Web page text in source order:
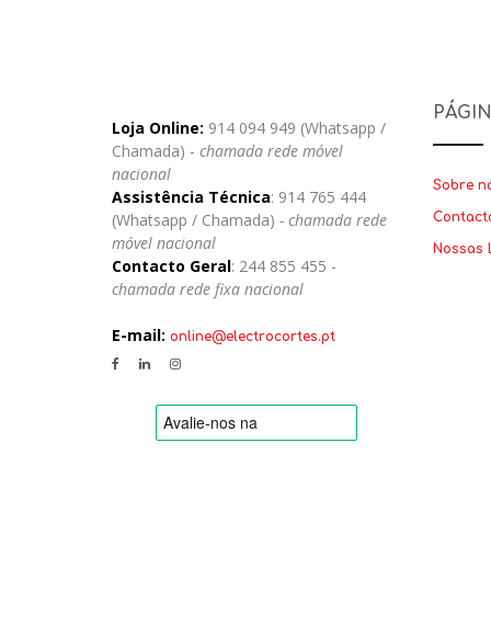
Loja Online: 914 094 949 (Whatsapp /
Chamada) - chamada rede móvel
nacional
Assistência Técnica: 914 765 444
(Whatsapp / Chamada) - chamada rede
móvel nacional
Contacto Geral: 244 855 455 -
chamada rede fixa nacional
E-mail: online@electrocortes.pt
Sobre
Nossas